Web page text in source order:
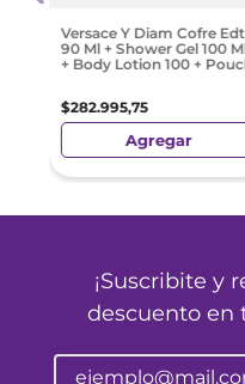
Versace Y Diam Cofre Edt
90 Ml + Shower Gel 100
+ Body Lotion 100 +
$282.995,75
Agregar
¡Suscribite y
descuento en